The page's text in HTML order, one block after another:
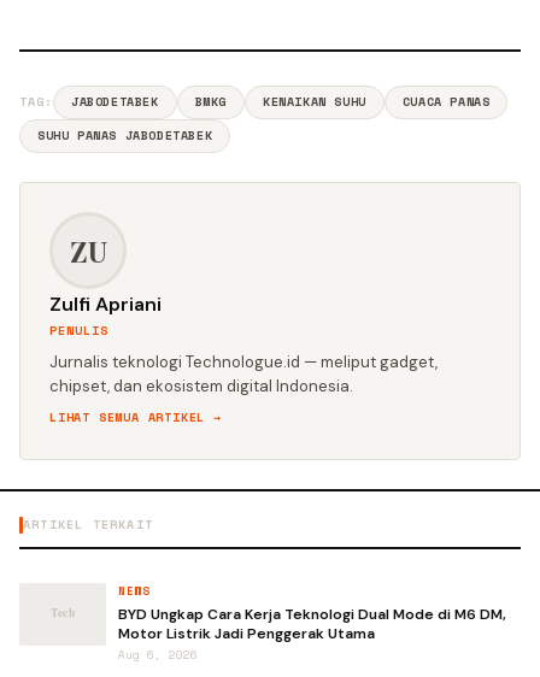
TAG: JABODETABEK BMKG KENAIKAN SUHU
CUACA PANAS
SUHU PANAS JABODETABEK
ZU
Zulfi Apriani
PENULIS
Jurnalis teknologi Technologue.id — meliput gadget,
chipset, dan ekosistem digital Indonesia.
LIHAT SEMUA ARTIKEL →
ARTIKEL TERKAIT
NEWS
BYD Ungkap Cara Kerja Teknologi Dual Mode di M6 DM,
Motor Listrik Jadi Penggerak Utama
Aug 6, 2026